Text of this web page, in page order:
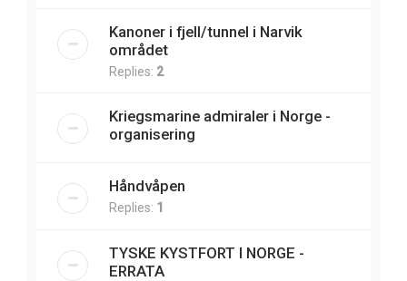
Kanoner i fjell/tunnel i Narvik
området
Replies: 2
Kriegsmarine admiraler i Norge -
organisering
Håndvåpen
Replies: 1
TYSKE KYSTFORT I NORGE -
ERRATA